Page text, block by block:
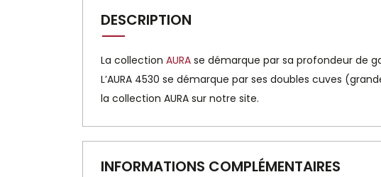
DESCRIPTION
La collection AURAse démarque par sa profondeur de
L’AURA 4530 se démarque par ses doubles cuves
la collection AURA sur notre site.
INFORMATIONS COMPLÉMENTAIRES